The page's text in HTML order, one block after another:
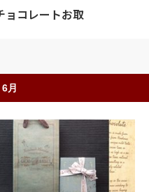
ョコレートお取
月